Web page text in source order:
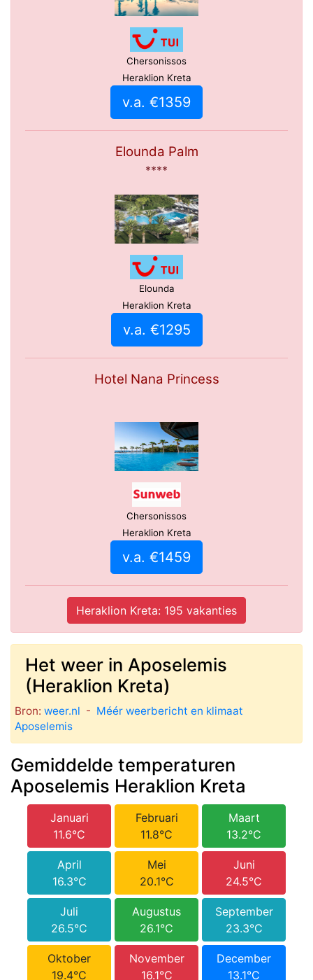
Chersonissos
Heraklion Kreta
v.a. €1359
Elounda Palm
****
Elounda
Heraklion Kreta
v.a. €1295
Hotel Nana Princess
Chersonissos
Heraklion Kreta
v.a. €1459
Heraklion Kreta: 195 vakanties
Het weer in Aposelemis
(Heraklion Kreta)
Bron: weer.nl - Méér weerbericht en klimaat
Aposelemis
Gemiddelde temperaturen
Aposelemis Heraklion Kreta
Januari
11.6°C
Februari
11.8°C
Maart
13.2°C
April
16.3°C
Mei
20.1°C
Juni
24.5°C
Juli
26.5°C
Augustus
26.1°C
September
23.3°C
Oktober
19.4°C
November
16.1°C
December
13.1°C